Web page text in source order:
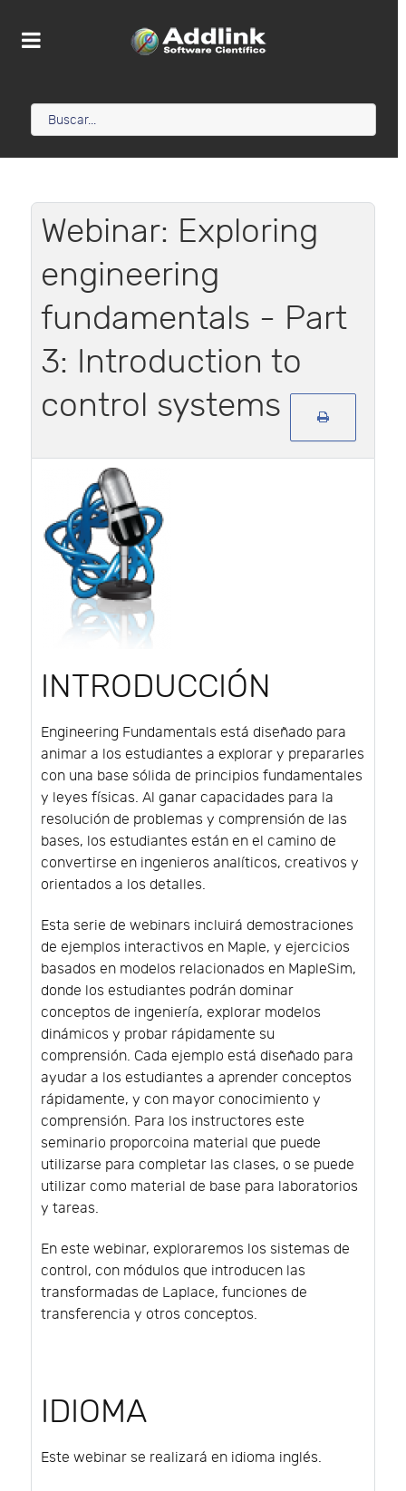
Webinar: Exploring
engineering
fundamentals - Part
3: Introduction to
control systems
INTRODUCCIÓN
Engineering Fundamentals está diseñado para
animar a los estudiantes a explorar y prepararles
con una base sólida de principios fundamentales
y leyes físicas. Al ganar capacidades para la
resolución de problemas y comprensión de las
bases, los estudiantes están en el camino de
convertirse en ingenieros analíticos, creativos y
orientados a los detalles.
Esta serie de webinars incluirá demostraciones
de ejemplos interactivos en Maple, y ejercicios
basados en modelos relacionados en MapleSim,
donde los estudiantes podrán dominar
conceptos de ingeniería, explorar modelos
dinámicos y probar rápidamente su
comprensión. Cada ejemplo está diseñado para
ayudar a los estudiantes a aprender conceptos
rápidamente, y con mayor conocimiento y
comprensión. Para los instructores este
seminario proporcoina material que puede
utilizarse para completar las clases, o se puede
utilizar como material de base para laboratorios
y tareas.
En este webinar, exploraremos los sistemas de
control, con módulos que introducen las
transformadas de Laplace, funciones de
transferencia y otros conceptos.
IDIOMA
Este webinar se realizará en idioma inglés.